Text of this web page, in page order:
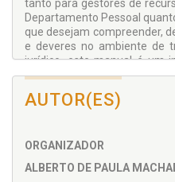
tanto para gestores de
Departamento Pessoal
que desejam compreender,
e deveres no ambiente de
jurídico, este manual é um
para empresas que
humanização nas relações
prevenção de conflitos e a
AUTOR(ES)
ORGANIZADOR
ALBERTO DE PAULA